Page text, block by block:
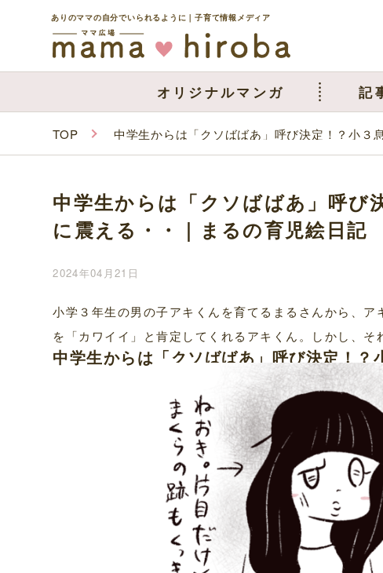
ありのママの自分でいられるように｜子育て情報メディア
オリジナルマンガ 記
TOP 中学生からは「クソばばあ」呼び決定！？小３
中学生からは「クソばばあ」呼び
に震える・・｜まるの育児絵日記
2024年04月21日
小学３年生の男の子アキくんを育てるまるさんから、
を「カワイイ」と肯定してくれるアキくん。しかし、
中学生からは「クソばばあ」呼び決定！？